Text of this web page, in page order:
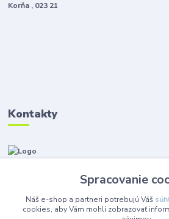
Korňa , 023 21
Kontakty
eshop@instalmat.sk
Spracovanie
Náš e-shop a partneri potrebujú Váš
cookies, aby Vám mohli zobrazovať